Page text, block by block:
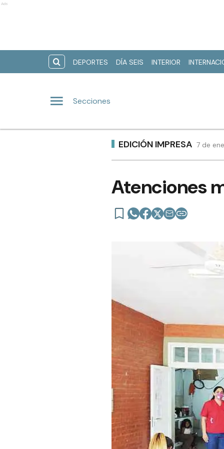
Ads
DEPORTES DÍA SEIS INTERIOR
Secciones
EDICIÓN IMPRESA 7 de
Atenciones